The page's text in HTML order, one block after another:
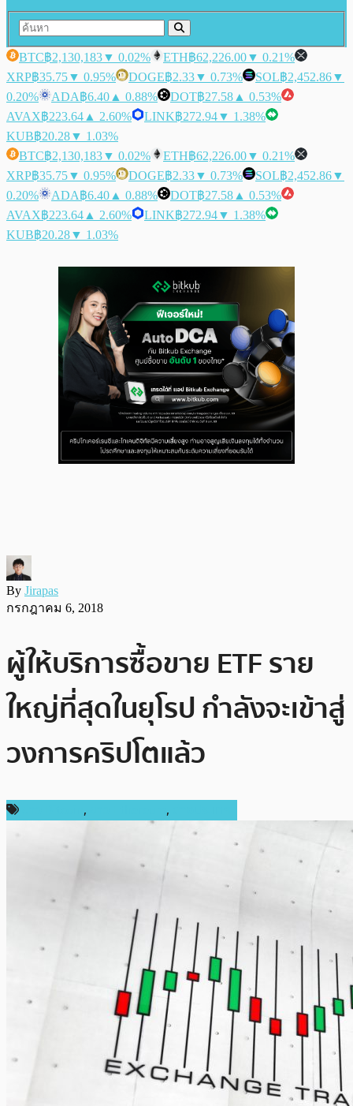
BTC฿2,130,183▼ 0.02% ETH฿62,226.00▼ 0.21%
XRP฿35.75▼ 0.95% DOGE฿2.33▼ 0.73% SOL฿2,452.86▼
0.20%
ADA฿6.40 ▲ 0.88% DOT฿27.58 ▲ 0.53%
AVAX฿223.64 ▲ 2.60% LINK฿272.94▼ 1.38%
KUB฿20.28▼ 1.03%
BTC฿2,130,183▼ 0.02% ETH฿62,226.00▼ 0.21%
XRP฿35.75▼ 0.95% DOGE฿2.33▼ 0.73% SOL฿2,452.86▼
0.20%
ADA฿6.40 ▲ 0.88% DOT฿27.58 ▲ 0.53%
AVAX฿223.64 ▲ 2.60% LINK฿272.94▼ 1.38%
KUB฿20.28▼ 1.03%
By Jirapas
กรกฎาคม 6, 2018
ผู้ให้บริการซื้อขาย ETF ราย
ใหญ่ที่สุดในยุโรป กำลังจะเข้าสู่
วงการคริปโตแล้ว
, ,